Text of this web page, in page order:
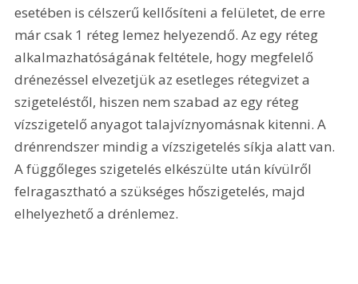
esetében is célszerű kellősíteni a felületet, de erre
már csak 1 réteg lemez helyezendő. Az egy réteg
alkalmazhatóságának feltétele, hogy megfelelő
drénezéssel elvezetjük az esetleges rétegvizet a
szigeteléstől, hiszen nem szabad az egy réteg
vízszigetelő anyagot talajvíznyomásnak kitenni. A
drénrendszer mindig a vízszigetelés síkja alatt van.
A függőleges szigetelés elkészülte után kívülről
felragasztható a szükséges hőszigetelés, majd
elhelyezhető a drénlemez.